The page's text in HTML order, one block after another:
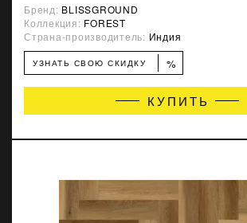
Бренд: BLISSGROUND
Коллекция: FOREST
Страна-производитель: Индия
УЗНАТЬ СВОЮ СКИДКУ %
КУПИТЬ